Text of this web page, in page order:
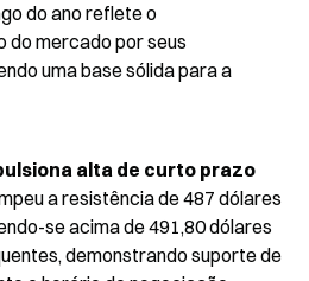
do ano reflete o
do mercado por seus
uma base sólida para a
alta de curto prazo
a resistência de 487 dólares
se acima de 491,80 dólares
demonstrando suporte de